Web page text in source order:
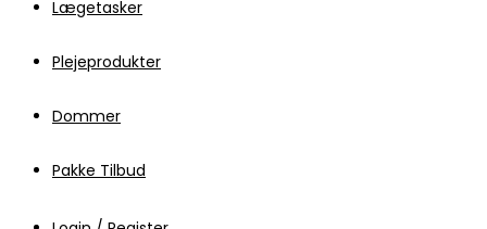
Lægetasker
Plejeprodukter
Dommer
Pakke Tilbud